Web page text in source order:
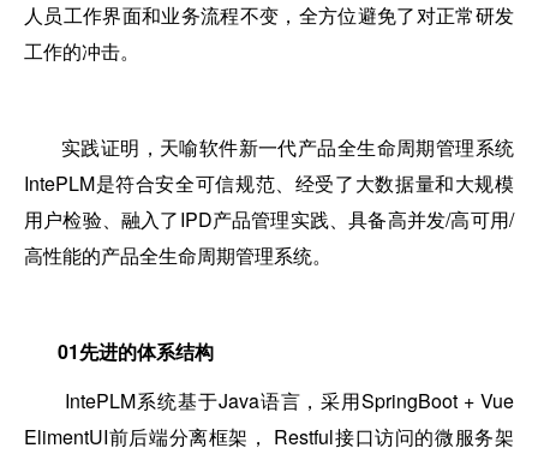
人员工作界面和业务流程不变，全方位避免了对正常研发
工作的冲击。
实践证明，天喻软件新一代产品全生命周期管理系统
IntePLM是符合安全可信规范、经受了大数据量和大规模
用户检验、融入了IPD产品管理实践、具备高并发/高可用/
高性能的产品全生命周期管理系统。
01先进的体系结构
IntePLM系统基于Java语言，采用SpringBoot + Vue
ElimentUI前后端分离框架， Restful接口访问的微服务架